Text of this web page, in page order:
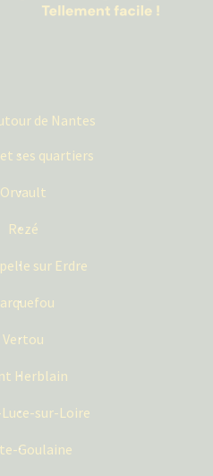
de Nantes
ses quartiers
Orvault
Rezé
sur Erdre
Vertou
Herblain
sur-Loire
Goulaine